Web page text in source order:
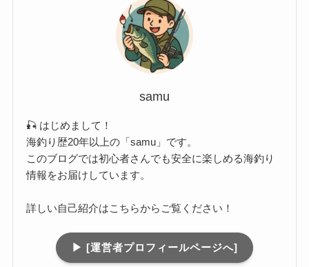
samu
🎣 はじめまして！
海釣り歴20年以上の「samu」です。
このブログでは初心者さんでも安全に楽しめる海釣り
情報をお届けしています。
詳しい自己紹介はこちらからご覧ください！
▶︎ [運営者プロフィールページへ]